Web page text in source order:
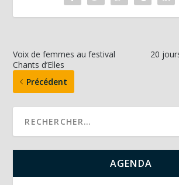
Voix de femmes au festival
Chants d’Elles
Précédent
20
AGENDA